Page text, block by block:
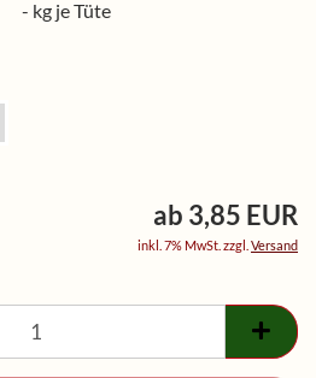
- kg je Tüte
ab 3,85 EUR
inkl. 7% MwSt. zzgl. Versand